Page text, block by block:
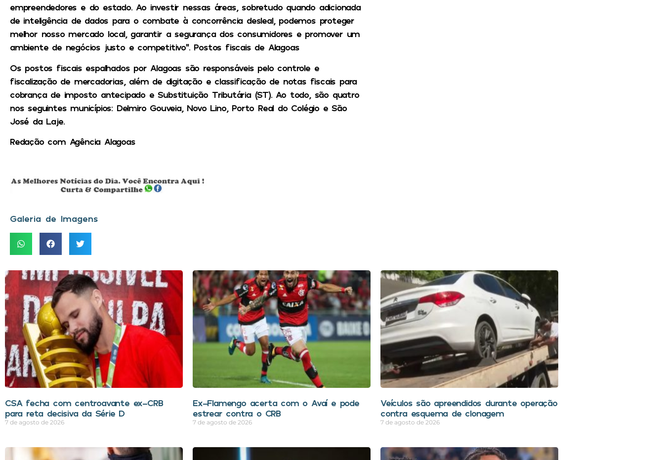
empreendedores e do estado. Ao investir nessas áreas, sobretudo quando adicionada
de inteligência de dados para o combate à concorrência desleal, podemos proteger
melhor nosso mercado local, garantir a segurança dos consumidores e promover um
ambiente de negócios justo e competitivo”. Postos fiscais de Alagoas
Os postos fiscais espalhados por Alagoas são responsáveis pelo controle e
fiscalização de mercadorias, além de digitação e classificação de notas fiscais para
cobrança de imposto antecipado e Substituição Tributária (ST). Ao todo, são quatro
nos seguintes municípios: Delmiro Gouveia, Novo Lino, Porto Real do Colégio e São
José da Laje.
Redação com Agência Alagoas
Galeria de Imagens
CSA fecha com centroavante ex-CRB
para reta decisiva da Série D
7 de agosto de 2026
Ex-Flamengo acerta com o Avaí e pode
estrear contra o CRB
7 de agosto de 2026
Veículos são apreendidos durante operação
contra esquema de clonagem
7 de agosto de 2026